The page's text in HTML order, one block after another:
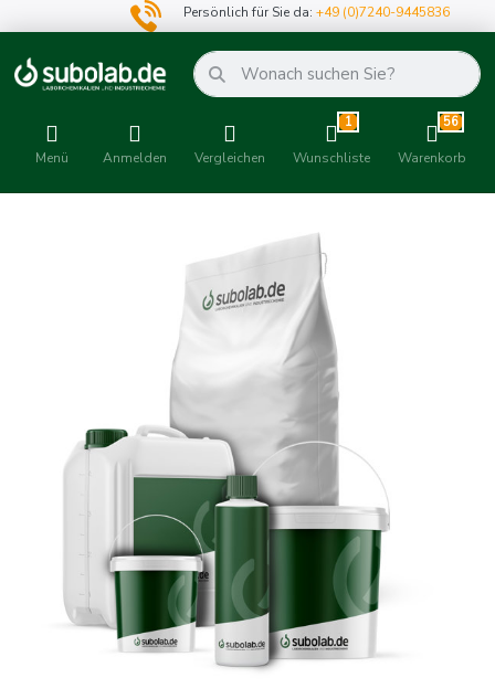
Persönlich für Sie da:+49 (0)7240-9445836
Menü Anmelden Vergleichen
1
Wunschliste
56
Warenkorb